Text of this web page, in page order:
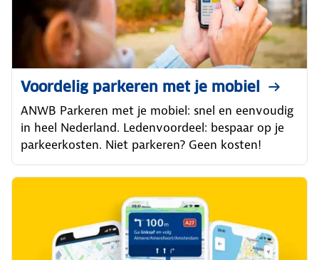
Voordelig parkeren met je mobiel
ANWB Parkeren met je mobiel: snel en eenvoudig
in heel Nederland. Ledenvoordeel: bespaar op je
parkeerkosten. Niet parkeren? Geen kosten!